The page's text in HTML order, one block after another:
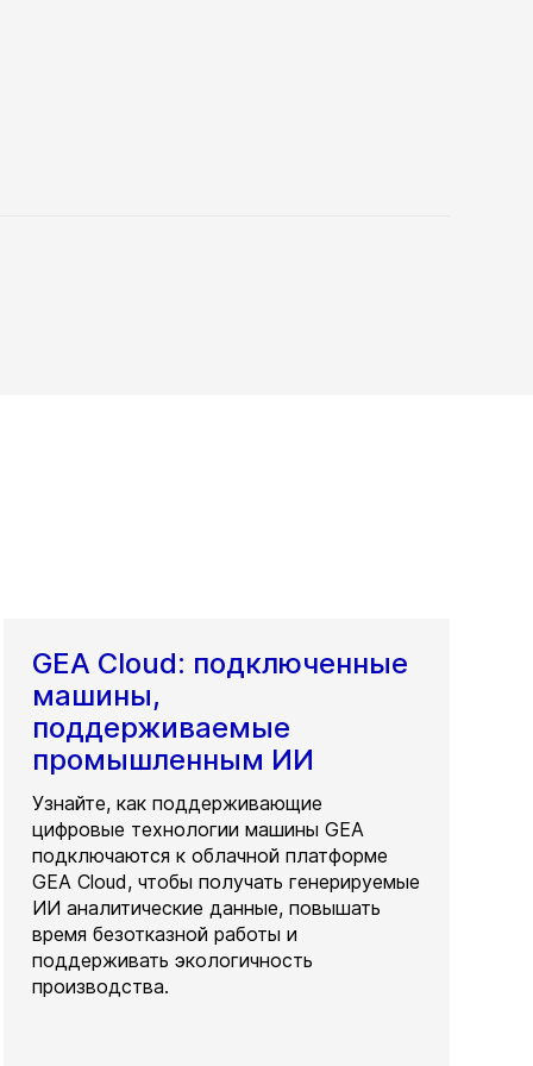
GEA Cloud: подключенные
машины,
поддерживаемые
промышленным ИИ
Узнайте, как поддерживающие
цифровые технологии машины GEA
подключаются к облачной платформе
GEA Cloud, чтобы получать генерируемые
ИИ аналитические данные, повышать
время безотказной работы и
поддерживать экологичность
производства.